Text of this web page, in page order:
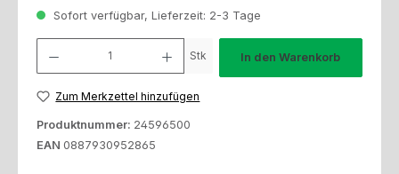
Sofort verfügbar, Lieferzeit: 2-3 Tage
Stk In den Warenkorb
Zum Merkzettel hinzufügen
Produktnummer: 24596500
EAN 0887930952865